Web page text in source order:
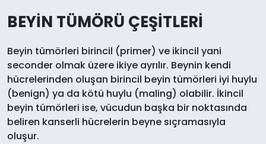
BEYİN TÜMÖRÜ ÇEŞİTLERİ
Beyin tümörleri birincil (primer) ve ikincil yani
seconder olmak üzere ikiye ayrılır. Beynin kendi
hücrelerinden oluşan birincil beyin tümörleri iyi huylu
(benign) ya da kötü huylu (maling) olabilir. İkincil
beyin tümörleri ise, vücudun başka bir noktasında
beliren kanserli hücrelerin beyne sıçramasıyla
oluşur.